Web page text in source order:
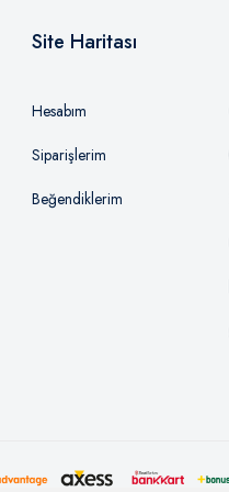
Site Haritası
Hesabım
Siparişlerim
Beğendiklerim